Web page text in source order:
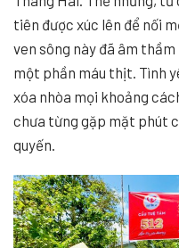
tiên được xúc lên để nối
ven sông này đã âm
một phần máu thịt. Tình
xóa nhòa mọi khoảng
chưa từng gặp mặt phút
quyến.